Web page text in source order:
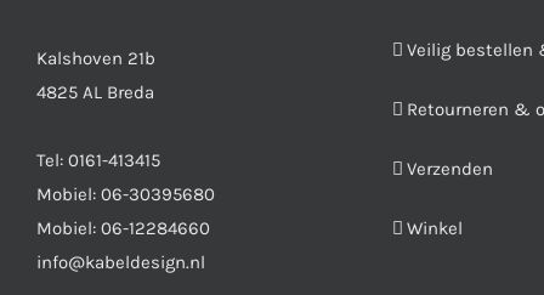
Kalshoven 21b
4825 AL Breda
Tel: 0161-413415
Mobiel: 06-30395680
Mobiel: 06-12284660
info@kabeldesign.nl
Veilig bestellen
Retourneren &
Verzenden
Winkel